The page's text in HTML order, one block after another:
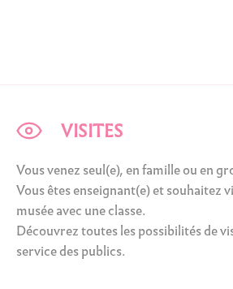
VISITES
Vous venez seul(e), en famille ou en
Vous êtes enseignant(e) et souhaitez
musée avec une classe.
Découvrez toutes les possibilités de
service des publics.